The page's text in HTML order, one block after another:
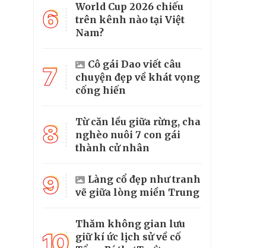
6
World Cup 2026 chiếu
trên kênh nào tại Việt
Nam?
7
Cô gái Dao viết câu
chuyện đẹp về khát vọng
cống hiến
8
Từ căn lều giữa rừng, cha
nghèo nuôi 7 con gái
thành cử nhân
9
Làng cổ đẹp như tranh
vẽ giữa lòng miền Trung
Thăm không gian lưu
giữ kí ức lịch sử về cố